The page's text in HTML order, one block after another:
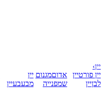
יין›
יין פורטיין
לבןיין
אדוםמגנום
שמפנייה
יין
מבעבעיין